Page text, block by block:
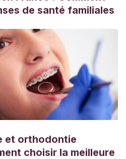
de santé familiales
et orthodontie
choisir la meilleure